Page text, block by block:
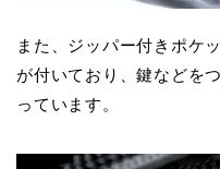
また、ジッパー付きポケ
が付いており、鍵などを
っています。